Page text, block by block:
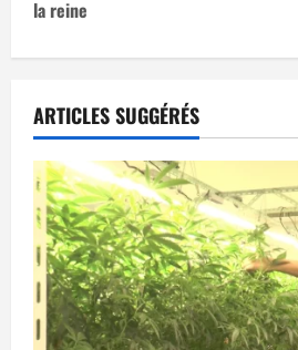
g
t
i
o
n
d
la reine
ARTICLES SUGGÉRÉS